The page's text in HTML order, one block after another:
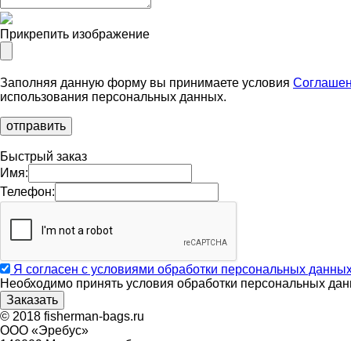
Прикрепить изображение
Заполняя данную форму вы принимаете условия
использования персональных данных.
Быстрый заказ
Имя:
Телефон:
Я согласен с условиями обработки персональных
Необходимо принять условия обработки персональных
© 2018 fisherman-bags.ru
ООО «Эребус»